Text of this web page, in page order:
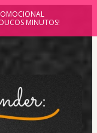
MINUTOS!